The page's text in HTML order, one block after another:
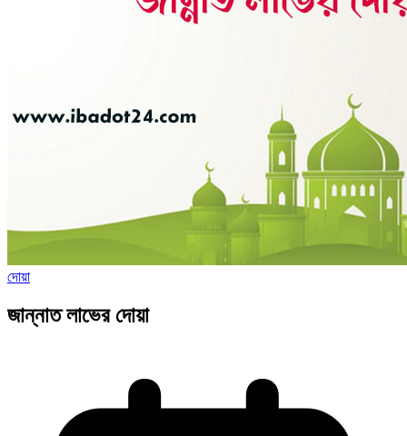
দোয়া
জান্নাত লাভের দোয়া